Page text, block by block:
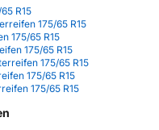
R15
175/65 R15
175/65 R15
175/65 R15
175/65 R15
175/65 R15
175/65 R15